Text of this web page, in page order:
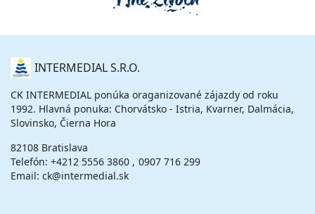
O
NÁS INTERMEDIAL S.R.O.
CK INTERMEDIAL ponúka oraganizované zájazdy od roku
1992. Hlavná ponuka: Chorvátsko - Istria, Kvarner, Dalmácia,
Slovinsko, Čierna Hora
82108 Bratislava
Telefón: +4212 5556 3860
0907 716 299
Email: ck@intermedial.sk